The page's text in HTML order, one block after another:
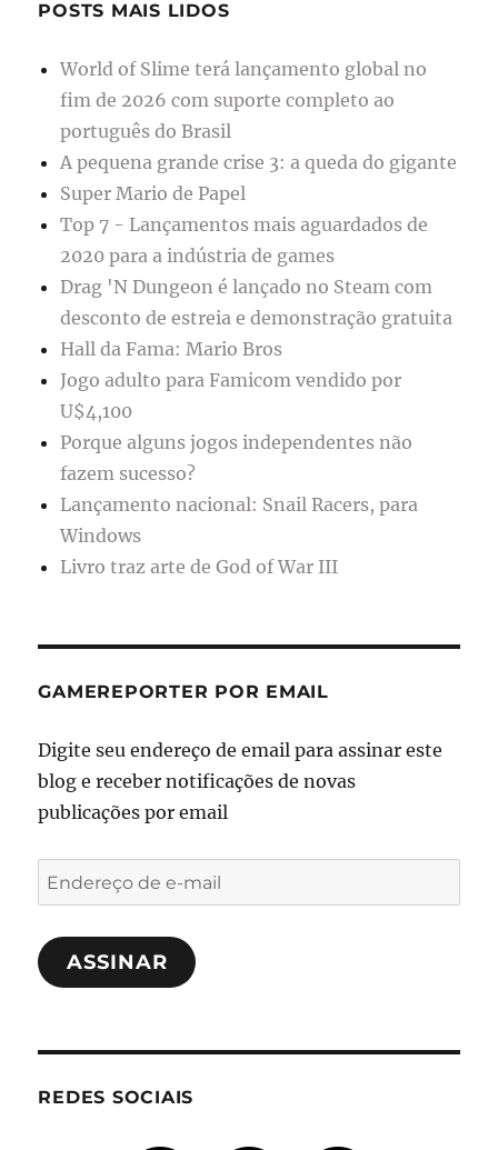
POSTS MAIS LIDOS
World of Slime terá lançamento global no
fim de 2026 com suporte completo ao
português do Brasil
A pequena grande crise 3: a queda do gigante
Super Mario de Papel
Top 7 - Lançamentos mais aguardados de
2020 para a indústria de games
Drag 'N Dungeon é lançado no Steam com
desconto de estreia e demonstração gratuita
Hall da Fama: Mario Bros
Jogo adulto para Famicom vendido por
U$4,100
Porque alguns jogos independentes não
fazem sucesso?
Lançamento nacional: Snail Racers, para
Windows
Livro traz arte de God of War III
GAMEREPORTER POR EMAIL
Digite seu endereço de email para assinar este
blog e receber notificações de novas
publicações por email
Endereço
de
e-
mailASSINAR
REDES SOCIAIS